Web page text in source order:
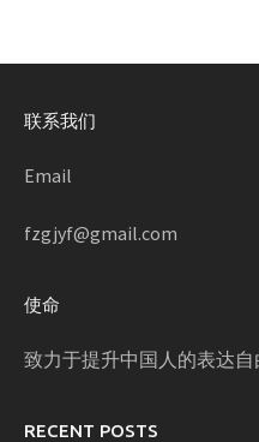
联系我们
Email
fzgjyf@gmail.com
使命
致力于提升中国人的表达自
RECENT POSTS